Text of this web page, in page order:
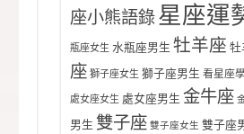
座小熊語錄星座運
瓶座女生 水瓶座男生 牡羊座 牡
座 獅子座女生 獅子座男生 看星座
處女座女生 處女座男生 金牛座
男生 雙子座 雙子座女生 雙子座